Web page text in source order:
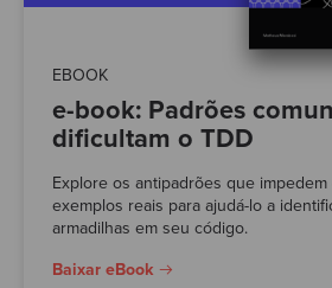
EBOOK
e-book: Padrões
dificultam o TDD
Explore os antipadrões que impedem
exemplos reais para ajudá-lo a
armadilhas em seu código.
Baixar eBook